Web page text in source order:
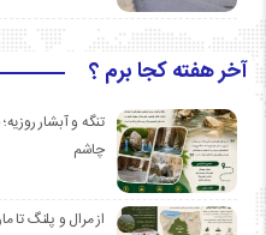
آخر هفته کجا برم ؟
تنگه و آبشار
چاشم
از مرال و پلنگ تا